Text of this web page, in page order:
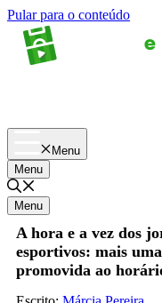
Pular para o conteúdo
Menu
Menu
Menu
A hora e a vez dos
esportivos: mais
promovida ao